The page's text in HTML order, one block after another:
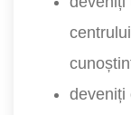
deveniți